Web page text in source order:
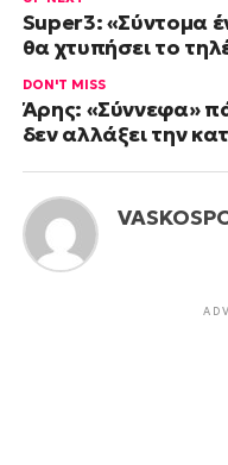
Super3: «Σύντομα
θα χτυπήσει το
DON'T MISS
Άρης: «Σύννεφα»
δεν αλλάξει την